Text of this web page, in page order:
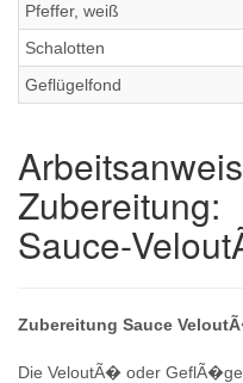
Pfeffer, weiß
Schalotten
Geflügelfond
Zubereitung:
Sauce-
Zubereitung Sauce
Die VeloutÃ� oder